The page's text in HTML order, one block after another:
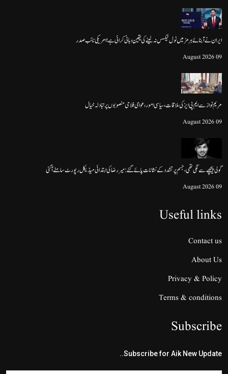
ایران نے آبنائے ہرمز میں ٹول ٹیکس نہ لینے کی یقین دہانی کرائی ہے؛ امریکی نائب صدر
09 August 2026
مریم نواز سے ایم پی ایز کی ملاقات، سیاسی امور، عوامی فلاحی منصوبوں پر تبادلہ خیال
09 August 2026
گولی پیچھے سے لگی تھی، جسم پر تشدد کے نشانات پائے گئے: میر رضا کی ابتدائی میڈیکل رپورٹ سامنے آگئی
09 August 2026
Useful links
Contact us
About Us
Privacy & Policy
Terms & conditions
Subscribe
Subscribe for Aik New Update..